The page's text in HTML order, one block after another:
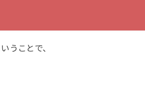
うことで、